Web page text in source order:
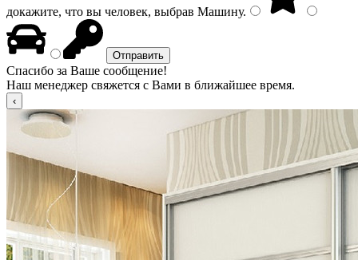
докажите, что вы человек, выбрав Машину.
Спасибо за Ваше сообщение!
Наш менеджер свяжется с Вами в ближайшее время.